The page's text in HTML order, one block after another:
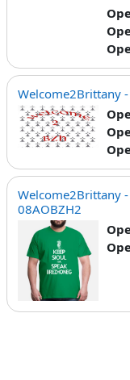
Welcome2Brittany
Welcome2Brittany
08AOBZH2